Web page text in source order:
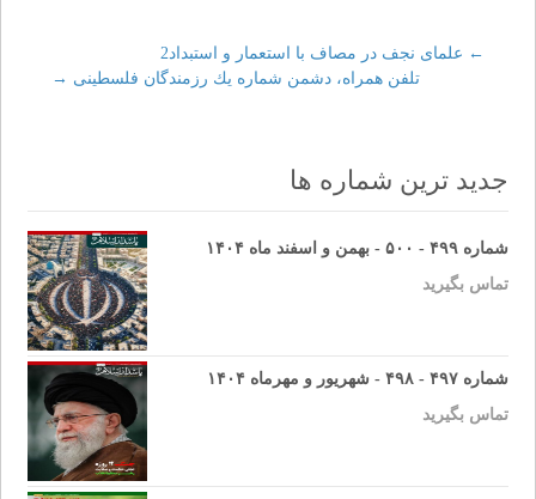
Post
← علماى نجف در مصاف با استعمار و استبداد2
تلفن همراه، دشمن شماره يك رزمندگان فلسطينى‏ →
جدید ترین شماره ها
شماره ۴۹۹ - ۵۰۰ - بهمن و اسفند ماه ۱۴۰۴
تماس بگیرید
شماره ۴۹۷ - ۴۹۸ - شهریور و مهرماه ۱۴۰۴
تماس بگیرید